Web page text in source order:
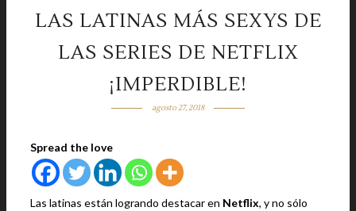
LAS LATINAS MÁS SEXYS DE
LAS SERIES DE NETFLIX
¡IMPERDIBLE!
agosto 27, 2018
Spread the love
Las latinas están logrando destacar en Netflix, y no sólo